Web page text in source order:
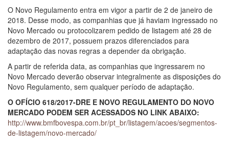
O Novo Regulamento entra em vigor a partir de 2 de janeiro de
2018. Desse modo, as companhias que já haviam ingressado no
Novo Mercado ou protocolizarem pedido de listagem até 28 de
dezembro de 2017, possuem prazos diferenciados para
adaptação das novas regras a depender da obrigação.
A partir de referida data, as companhias que ingressarem no
Novo Mercado deverão observar integralmente as disposições do
Novo Regulamento, sem qualquer período de adaptação.
O OFÍCIO 618/2017-DRE E NOVO REGULAMENTO DO NOVO
MERCADO PODEM SER ACESSADOS NO LINK ABAIXO:
http://www.bmfbovespa.com.br/pt_br/listagem/acoes/segmentos-
de-listagem/novo-mercado/